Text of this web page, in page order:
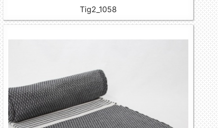
Tig2_1058